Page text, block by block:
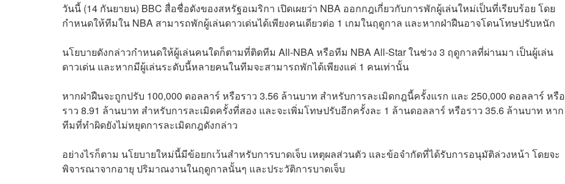
วันนี้ (14 กันยายน) BBC สื่อชื่อดังของสหรัฐอเมริกา เปิดเผยว่า NBA ออกกฎเกี่ยวกับการพักผู้เล่นใหม่เป็นที่เรียบร้อย โดย
กำหนดให้ทีมใน NBA สามารถพักผู้เล่นดาวเด่นได้เพียงคนเดียวต่อ 1 เกมในฤดูกาล และหากฝ่าฝืนอาจโดนโทษปรับหนัก
นโยบายดังกล่าวกำหนดให้ผู้เล่นคนใดก็ตามที่ติดทีม All-NBA หรือทีม NBA All-Star ในช่วง 3 ฤดูกาลที่ผ่านมา เป็นผู้เล่น
ดาวเด่น และหากมีผู้เล่นระดับนี้หลายคนในทีมจะสามารถพักได้เพียงแค่ 1 คนเท่านั้น
หากฝ่าฝืนจะถูกปรับ 100,000 ดอลลาร์ หรือราว 3.56 ล้านบาท สำหรับการละเมิดกฎนี้ครั้งแรก และ 250,000 ดอลลาร์ หรือ
ราว 8.91 ล้านบาท สำหรับการละเมิดครั้งที่สอง และจะเพิ่มโทษปรับอีกครั้งละ 1 ล้านดอลลาร์ หรือราว 35.6 ล้านบาท หาก
ทีมที่ทำผิดยังไม่หยุดการละเมิดกฎดังกล่าว
อย่างไรก็ตาม นโยบายใหม่นี้มีข้อยกเว้นสำหรับการบาดเจ็บ เหตุผลส่วนตัว และข้อจำกัดที่ได้รับการอนุมัติล่วงหน้า โดยจะ
พิจารณาจากอายุ ปริมาณงานในฤดูกาลนั้นๆ และประวัติการบาดเจ็บ